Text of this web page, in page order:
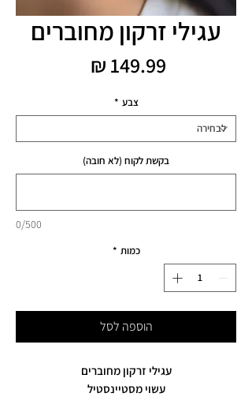
עגילי זרקון מחוברים
צבע *
בקשת לקוח (לא חובה)
0/500
כמות *
הוספה לסל
עגילי זרקון מחוברים
עשוי מסטיינסטיל